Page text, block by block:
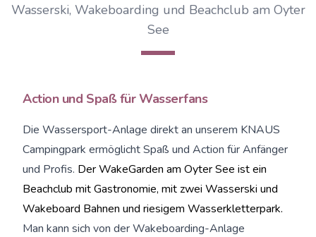
Wasserski, Wakeboarding und Beachclub am Oyter
See
Action und Spaß für Wasserfans
Die Wassersport-Anlage direkt an unserem KNAUS
Campingpark ermöglicht Spaß und Action für Anfänger
und Profis. Der WakeGarden am Oyter See ist ein
Beachclub mit Gastronomie, mit zwei Wasserski und
Wakeboard Bahnen und riesigem Wasserkletterpark.
Man kann sich von der Wakeboarding-Anlage